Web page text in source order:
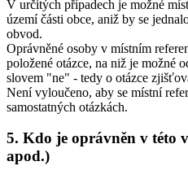
V určitých případech je možné
území části obce, aniž by se
obvod.
Oprávněné osoby v místním
položené otázce, na niž je možné
slovem "ne" - tedy o otázce
Není vyloučeno, aby se místní
samostatných otázkách.
5. Kdo je oprávněn v této
apod.)